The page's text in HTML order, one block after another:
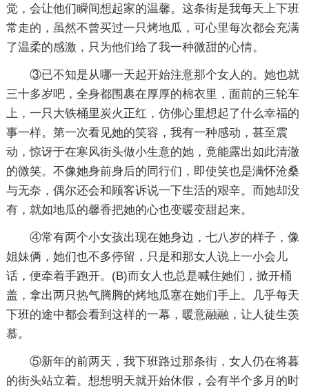
觉，会让他们瞬间想起家的温馨。这条街是我每天上下班
常走的，虽然不曾买过一只烤地瓜，可心里每次都会充满
了温柔的感激，只为他们给了我一种微甜的心情。
③已不知是从哪一天起开始注意那个女人的。她也就
三十多岁吧，全身都围裹在厚厚的棉衣里，面前的三轮车
上，一只大铁桶里炭火正红，仿佛心里想起了什么幸福的
事一样。第一次看见她的笑容，我有一种感动，甚至震
动，惊讶于在寒风街头做小生意的她，竟能露出如此清澈
的微笑。不像她身前身后的同行们，即使笑也是满怀沧桑
与无奈，偶尔还会和顾客诉说一下生活的艰辛。而她却没
有，就如地瓜的馨香把她的心也变暖变甜起来。
④常有两个小女孩出现在她身边，七八岁的样子，像
姐妹俩，她们也不多停留，只是和那女人说上一小会儿
话，便牵着手跑开。(B)而女人也总是喊住她们，掀开桶
盖，拿出两只热气腾腾的烤地瓜塞在她们手上。几乎每天
下班的途中都会看到这样的一幕，暖意融融，让人徒生羡
慕。
⑤新年的前两天，我下班路过那条街，女人仍在将暮
的街头站立着。想想明天就开始休假，会有半个多月的时